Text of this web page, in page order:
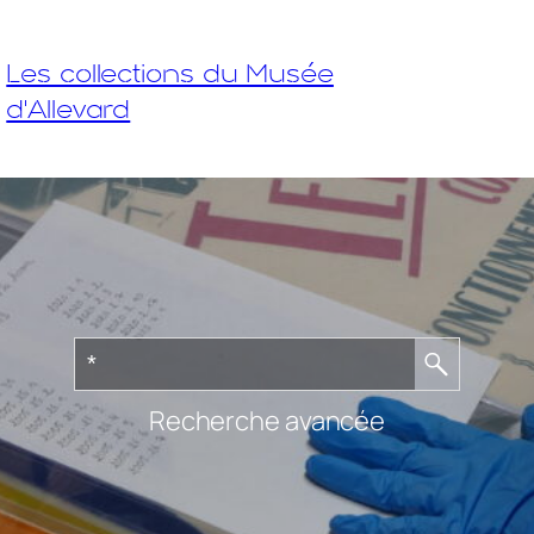
Les collections du Musée
d'Allevard
Recherche avancée